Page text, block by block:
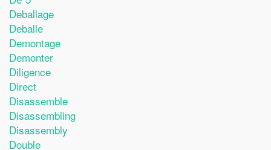
Deballage
Deballe
Demontage
Demonter
Diligence
Direct
Disassemble
Disassembling
Disassembly
Double